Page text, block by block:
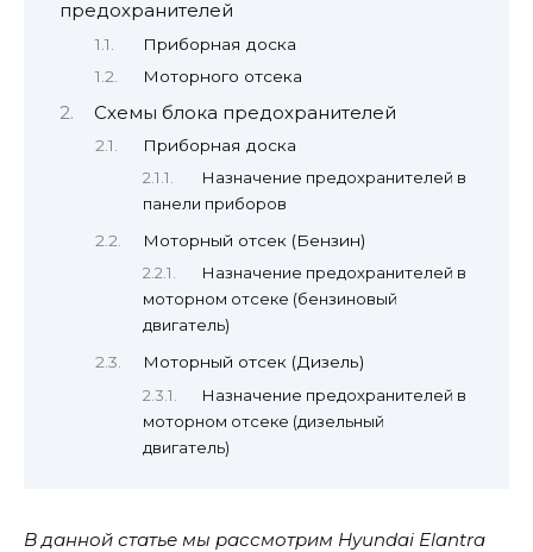
предохранителей
Приборная доска
Моторного отсека
Схемы блока предохранителей
Приборная доска
Назначение предохранителей в
панели приборов
Моторный отсек (Бензин)
Назначение предохранителей в
моторном отсеке (бензиновый
двигатель)
Моторный отсек (Дизель)
Назначение предохранителей в
моторном отсеке (дизельный
двигатель)
В данной статье мы рассмотрим Hyundai Elantra